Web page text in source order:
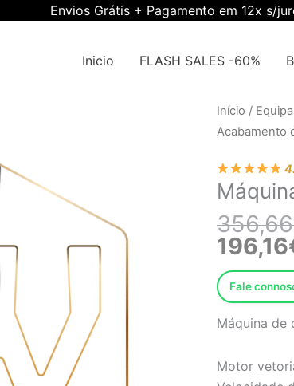
Envios Grátis + Pagamento em 12x s/
Inicio FLASH SALES -60%
Início /
Acabamento
356,66
196,16
Fale
Máquina
Motor
Quantidade
de
de
corte
EWMI-
010